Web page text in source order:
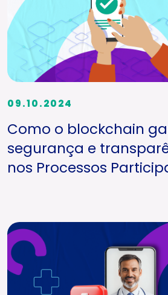
09.10.2024
Como o blockchain
segurança e
nos Processos